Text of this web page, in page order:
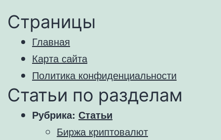
Страницы
Главная
Карта сайта
Политика конфиденциальности
Статьи по разделам
Рубрика: Статьи
Биржа криптовалют